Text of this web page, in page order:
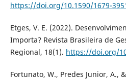
https://doi.org/10.1590/1679-
Etges, V. E. (2022).
Importa? Revista Brasileira de
Regional, 18(1). https://doi.org/
Fortunato, W., Predes Junior, A.,